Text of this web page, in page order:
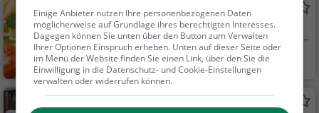
hen
Pane e Vino
Italienisches Restaurant in Tholey
Tholey
Restaurant, Italie
nisch, Pizza, Europäis
ch, Mittagessen, Abe
ndessen, Vegetarisc
Einige Anbieter nutzen Ihre personenbezogenen Daten
möglicherweise auf Grundlage ihres berechtigten Interesses.
Dagegen können Sie unten über den Button zum Verwalten
Ihrer Optionen Einspruch erheben. Unten auf dieser Seite oder
im Menü der Website finden Sie einen Link, über den Sie die
Einwilligung in die Datenschutz- und Cookie-Einstellungen
verwalten oder widerrufen können.